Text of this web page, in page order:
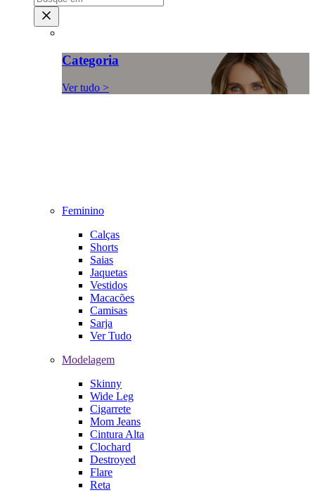
Categoria
Ver tudo >
Feminino
Calças
Shorts
Saias
Jaquetas
Vestidos
Macacões
Camisas
Sarja
Ver Tudo
Modelagem
Skinny
Wide Leg
Cigarrete
Mom Jeans
Cintura Alta
Clochard
Destroyed
Flare
Reta